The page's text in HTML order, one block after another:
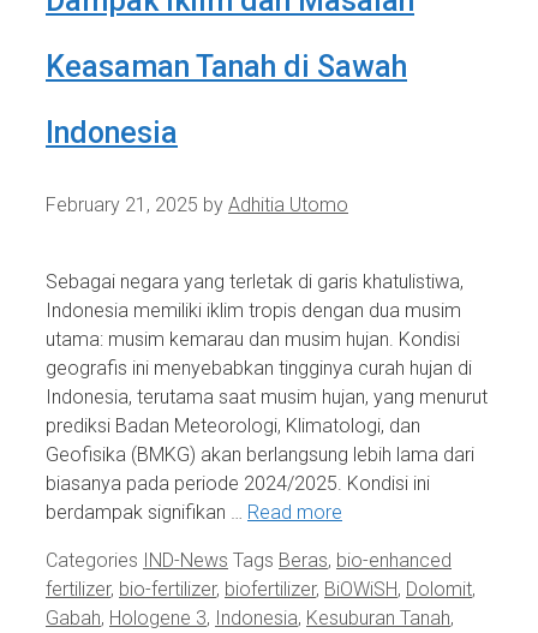
Keasaman Tanah di Sawah
Indonesia
February 21, 2025 by Adhitia Utomo
Sebagai negara yang terletak di garis khatulistiwa,
Indonesia memiliki iklim tropis dengan dua musim
utama: musim kemarau dan musim hujan. Kondisi
geografis ini menyebabkan tingginya curah hujan di
Indonesia, terutama saat musim hujan, yang menurut
prediksi Badan Meteorologi, Klimatologi, dan
Geofisika (BMKG) akan berlangsung lebih lama dari
biasanya pada periode 2024/2025. Kondisi ini
berdampak signifikan … Read more
Categories IND-News Tags Beras, bio-enhanced
fertilizer, bio-fertilizer, biofertilizer, BiOWiSH, Dolomit,
Gabah, Hologene 3, Indonesia, Kesuburan Tanah,